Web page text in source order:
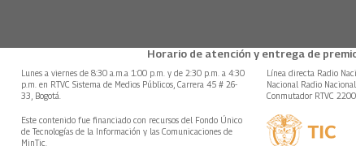
Horario de atención y entrega de
Lunes a viernes de 8:30 a.m.a 1:00 p.m. y de 2:30 p.m. a 4:30
p.m. en RTVC Sistema de Medios Públicos, Carrera 45 # 26-
33, Bogotá.
Línea directa Radio
Nacional Radio
Conmutador RTVC
Este contenido fue financiado con recursos del Fondo Único
de Tecnologías de la Información y las Comunicaciones de
MinTic.